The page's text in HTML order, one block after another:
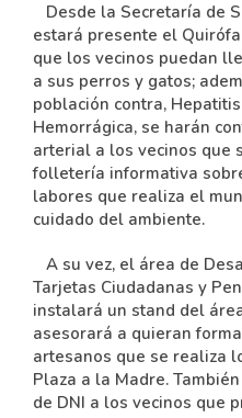
Desde la Secretaría de
estará presente el
que los vecinos puedan
a sus perros y gatos;
población contra,
Hemorrágica, se harán
arterial a los vecinos que
folletería informativa
labores que realiza el
cuidado del ambiente.
A su vez, el área de
Tarjetas Ciudadanas y
instalará un stand del
asesorará a quieran
artesanos que se realiza
Plaza a la Madre.
de DNI a los vecinos que